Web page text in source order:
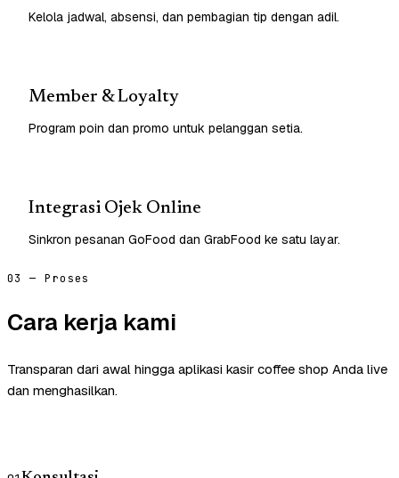
Kelola jadwal, absensi, dan pembagian tip dengan adil.
Member & Loyalty
Program poin dan promo untuk pelanggan setia.
Integrasi Ojek Online
Sinkron pesanan GoFood dan GrabFood ke satu layar.
03 — Proses
Cara kerja kami
Transparan dari awal hingga aplikasi kasir coffee shop Anda live
dan menghasilkan.